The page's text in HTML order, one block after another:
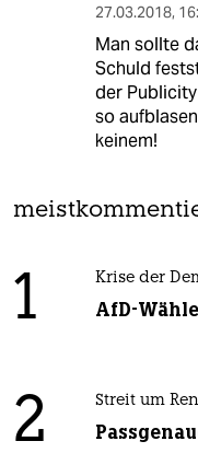
27.03.2018,
Man sollte
Schuld
der
so
keinem!
1 Krise der
AfD-
2 Streit um